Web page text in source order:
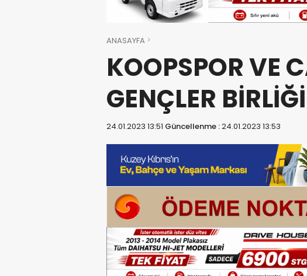
ANASAYFA
KOOPSPOR VE
GENÇLER
24.01.2023 13:51 Güncellenme :24.01.2023 13:53